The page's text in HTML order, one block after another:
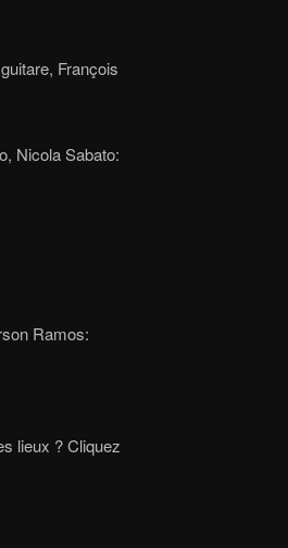
François
Nicola Sabato:
Ramos:
lieux ? Cliquez